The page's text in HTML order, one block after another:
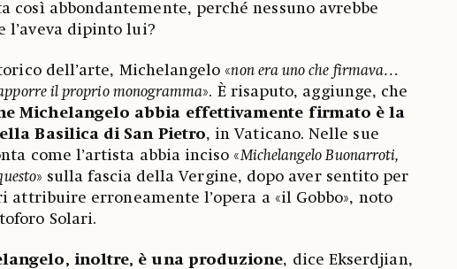
così abbondantemente, perché nessuno avrebbe
l’aveva dipinto lui?
dell’arte, Michelangelo «non era uno che firmava…
il proprio monogramma». È risaputo, aggiunge, che
Michelangelo abbia effettivamente firmato è la
Basilica di San Pietro, in Vaticano. Nelle sue
come l’artista abbia inciso «Michelangelo Buonarroti,
» sulla fascia della Vergine, dopo aver sentito per
attribuire erroneamente l’opera a «il Gobbo», noto
Solari.
inoltre, è una produzione, dice Ekserdjian,